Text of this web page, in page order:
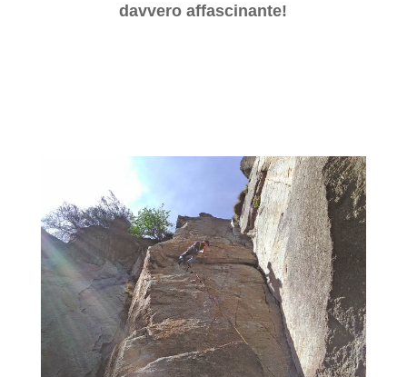
davvero affascinante!